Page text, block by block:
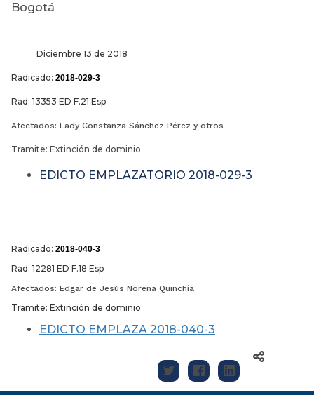
Bogotá
Diciembre 13 de 2018
Radicado: 2018-029-3
Rad: 13353 ED F.21 Esp
Afectados: Lady Constanza Sánchez Pérez y otros
Tramite: Extinción de dominio
EDICTO EMPLAZATORIO 2018-029-3
Radicado: 2018-040-3
Rad: 12281 ED F.18 Esp
Afectados: Edgar de Jesús Noreña Quinchía
Tramite: Extinción de dominio
EDICTO EMPLAZA 2018-040-3